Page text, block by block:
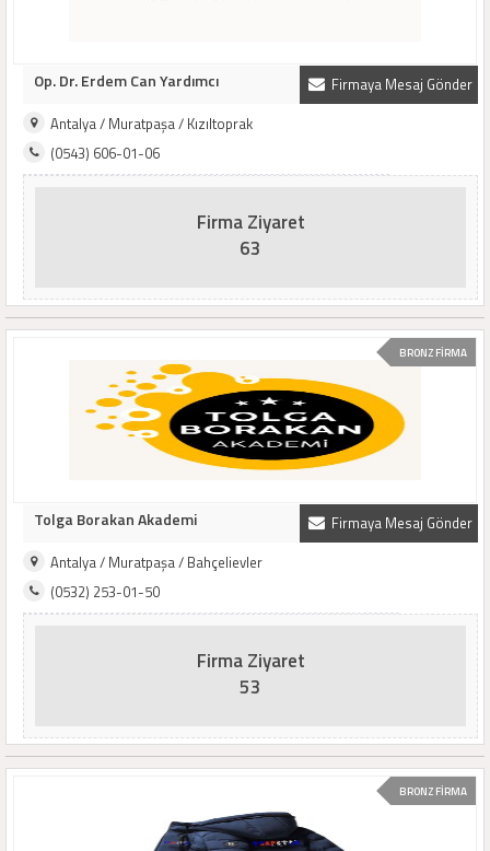
Firmaya Mesaj Gönder
Op. Dr. Erdem Can Yardımcı
Antalya / Muratpaşa / Kızıltoprak
(0543) 606-01-06
Firma Ziyaret
63
BRONZ FİRMA
Firmaya Mesaj Gönder
Tolga Borakan Akademi
Antalya / Muratpaşa / Bahçelievler
(0532) 253-01-50
Firma Ziyaret
53
BRONZ FİRMA